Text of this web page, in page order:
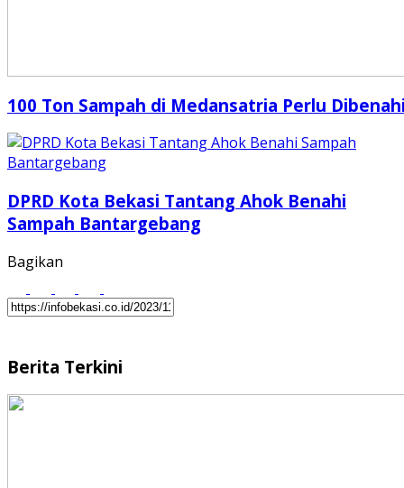
100 Ton Sampah di Medansatria Perlu
DPRD Kota Bekasi Tantang Ahok Benahi
Sampah Bantargebang
Bagikan
Berita Terkini